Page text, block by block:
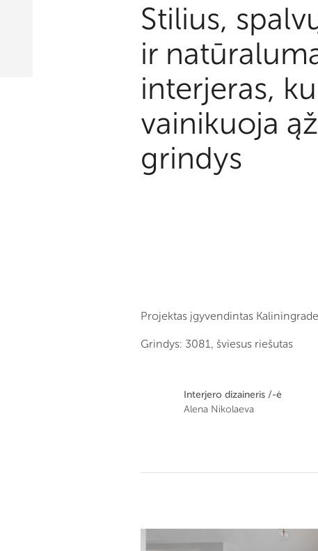
Stilius,
ir
interjeras,
vainikuoja
grindys
Projektas įgyvendintas
Grindys: 3081, šviesus riešutas
Interjero dizaineris /-ė
Alena Nikolaeva